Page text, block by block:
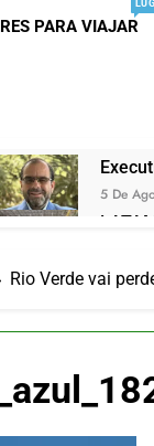
PARA VIAJAR
5 De
Azul
Toda
Rio Verde vai